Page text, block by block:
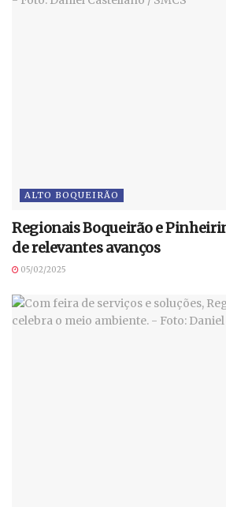
ALTO BOQUEIRÃO
Regionais Boqueirão e
de relevantes avanços
05/02/2025